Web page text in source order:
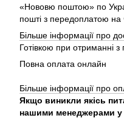
«Нововю поштою» по
пошті з передоплатою
Більше інформації про
Готівкою при отриманні
Повна оплата онлайн
Більше інформації про
Якщо виникли якісь
нашими менеджерами у